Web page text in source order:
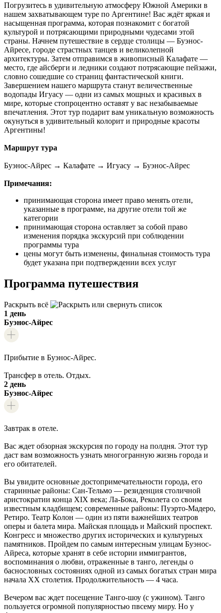
Погрузитесь в удивительную атмосферу Южной Америки в
нашем захватывающем туре по Аргентине! Вас ждёт яркая и
насыщенная программа, которая познакомит с богатой
культурой и потрясающими природными чудесами этой
страны. Начнем путешествие в сердце столицы — Буэнос-
Айресе, городe страстных танцев и великолепной
архитектуры. Затем отправимся в живописный Калафате —
место, где айсберги и ледники создают потрясающие пейзажи,
словно сошедшие со страниц фантастической книги.
Завершением нашего маршрута станут величественные
водопады Игуасу — одни из самых мощных и красивых в
мире, которые стопроцентно оставят у вас незабываемые
впечатления. Этот тур подарит вам уникальную возможность
окунуться в удивительный колорит и природные красоты
Аргентины!
Маршрут тура
Буэнос-Айрес → Калафате → Игуасу → Буэнос-Айрес
Примечания:
принимающая сторона имеет право менять отели,
указанные в программе, на другие отели той же
категории
принимающая сторона оставляет за собой право
изменения порядка экскурсий при соблюдении
программы тура
цены могут быть изменены, финальная стоимость тура
будет указана при подтверждении всех услуг
Программа путешествия
Раскрыть всё
1 день
Буэнос-Айрес
Прибытие в Буэнос-Айрес.
Трансфер в отель. Отдых.
2 день
Буэнос-Айрес
Завтрак в отеле.
Вас ждет обзорная экскурсия по городу на полдня. Этот тур
даст вам возможность узнать многогранную жизнь города и
его обитателей.
Вы увидите основные достопримечательности города, его
старинные районы: Сан-Тельмо — резиденция столичной
аристократии конца XIX века; Ла-Бока, Реколета со своим
известным кладбищем; современные районы: Пуэрто-Мадеро,
Ретиро. Театр Колон — один из пяти важнейших театров
оперы и балета мира. Майская площадь и Майский проспект.
Конгресс и множество других исторических и культурных
памятников. Пройдем по самым интересным улицам Буэнос-
Айреса, которые хранят в себе истории иммигрантов,
воспоминания о любви, отраженные в танго, легенды о
баснословных состояниях одной из самых богатых стран мира
начала ХХ столетия. Продолжительность — 4 часа.
Вечером вас ждет посещение Танго-шоу (с ужином). Танго
пользуется огромной популярностью пвсему миру. Но у